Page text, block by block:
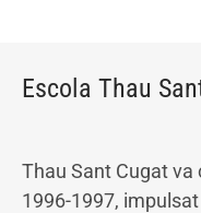
Escola Thau
Thau Sant Cugat
1996-1997,